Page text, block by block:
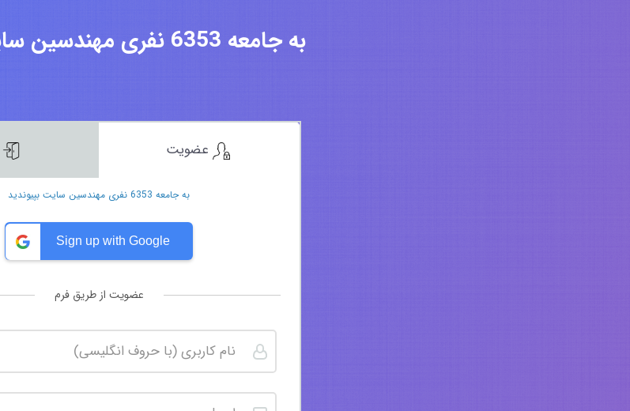
به جامعه 6353 نفری مهندسین سایت بپیوندید
به جامعه 6353 نفری مهندسین سایت بپیوندید
Sign up with Google
عضویت از طریق فرم